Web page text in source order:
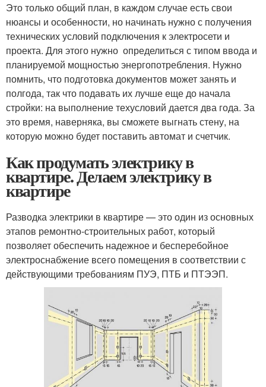
Это только общий план, в каждом случае есть свои
нюансы и особенности, но начинать нужно с получения
технических условий подключения к электросети и
проекта. Для этого нужно определиться с типом ввода и
планируемой мощностью энергопотребления. Нужно
помнить, что подготовка документов может занять и
полгода, так что подавать их лучше еще до начала
стройки: на выполнение техусловий дается два года. За
это время, наверняка, вы сможете выгнать стену, на
которую можно будет поставить автомат и счетчик.
Как продумать электрику в
квартире. Делаем электрику в
квартире
Разводка электрики в квартире — это один из основных
этапов ремонтно-строительных работ, который
позволяет обеспечить надежное и бесперебойное
электроснабжение всего помещения в соответствии с
действующими требованиям ПУЭ, ПТБ и ПТЭЭП.